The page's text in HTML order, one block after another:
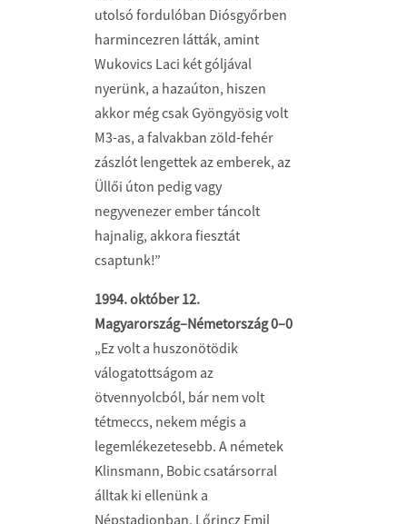
utolsó fordulóban Diósgyőrben
harmincezren látták, amint
Wukovics Laci két góljával
nyerünk, a hazaúton, hiszen
akkor még csak Gyöngyösig volt
M3-as, a falvakban zöld-fehér
zászlót lengettek az emberek, az
Üllői úton pedig vagy
negyvenezer ember táncolt
hajnalig, akkora fiesztát
csaptunk!”
1994. október 12.
Magyarország–Németország 0–0
„Ez volt a huszonötödik
válogatottságom az
ötvennyolcból, bár nem volt
tétmeccs, nekem mégis a
legemlékezetesebb. A németek
Klinsmann, Bobic csatársorral
álltak ki ellenünk a
Népstadionban, Lőrincz Emil